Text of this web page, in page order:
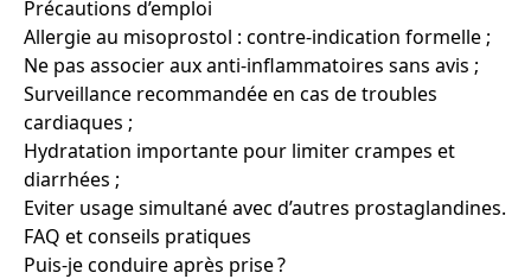
Précautions d’emploi
Allergie au misoprostol : contre-indication formelle ;
Ne pas associer aux anti-inflammatoires sans avis ;
Surveillance recommandée en cas de troubles
cardiaques ;
Hydratation importante pour limiter crampes et
diarrhées ;
Eviter usage simultané avec d’autres prostaglandines.
FAQ et conseils pratiques
Puis-je conduire après prise ?